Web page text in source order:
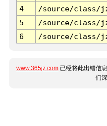
4
/source/class/
5
/source/class/
6
/source/class/
www.365jz.com 已经将此出错信
们